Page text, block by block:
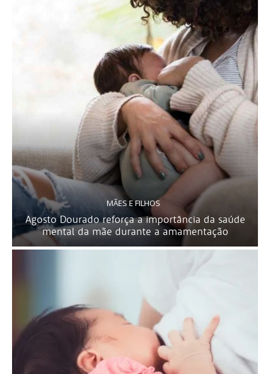
MÃES E FILHOS
Agosto Dourado reforça a importância da saúde
mental da mãe durante a amamentação